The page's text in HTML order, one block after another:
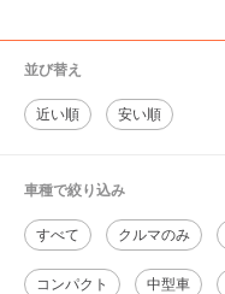
並び替え
近い順 安い順
車種で絞り込み
すべて クルマのみ
コンパクト 中型車